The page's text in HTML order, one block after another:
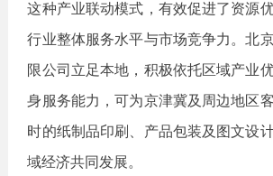
这种产业联动模式，有效促进了资源
行业整体服务水平与市场竞争力。北
限公司立足本地，积极依托区域产业
身服务能力，可为京津冀及周边地区
时的纸制品印刷、产品包装及图文设
域经济共同发展。